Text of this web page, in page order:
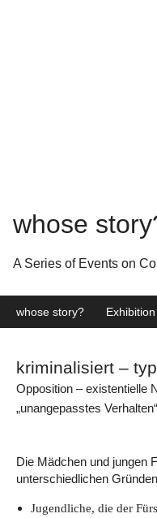
whose
A Series of Events on
whose story? Exhibition
kriminalisiert –
Opposition – existentielle
„unangepasstes Verhalten“
Die Mädchen und jungen
unterschiedlichen
Jugendliche, die der